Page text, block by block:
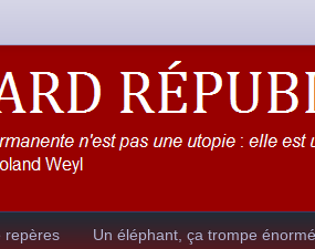
repères Un éléphant, ça trompe